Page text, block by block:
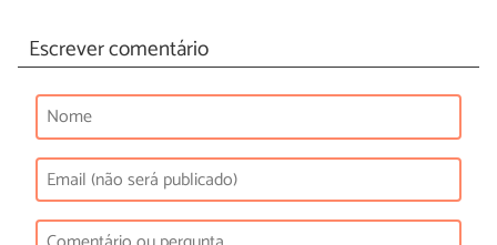
Escrever comentário